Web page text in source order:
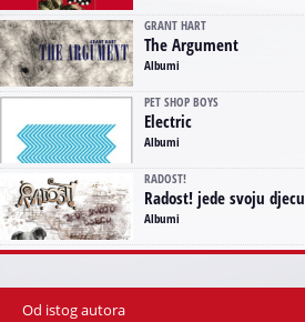
GRANT HART
The Argument
Albumi
PET SHOP BOYS
Electric
Albumi
RADOST!
Radost! jede svoju djecu
Albumi
Od istog autora